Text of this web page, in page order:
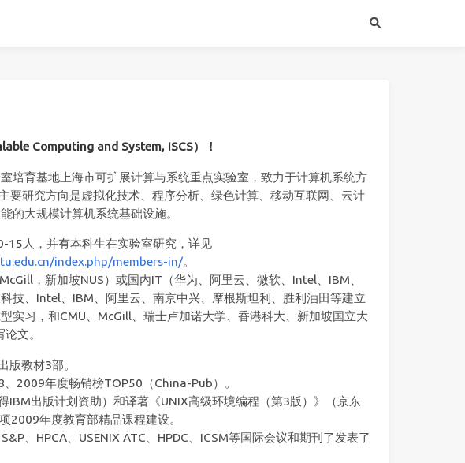
Computing and System, ISCS）！
培育基地上海市可扩展计算与系统重点实验室，致力于计算机系统方
要研究方向是虚拟化技术、程序分析、绿色计算、移动互联网、云计
的大规模计算机系统基础设施。
15人，并有本科生在实验室研究，详见
index.php/members-in/。
，新加坡NUS）或国内IT（华为、阿里云、微软、Intel、IBM、
技、Intel、IBM、阿里云、南京中兴、摩根斯坦利、胜利油田等建立
实习，和CMU、McGill、瑞士卢加诺大学、香港科大、新加坡国立大
文。
版教材3部。
2009年度畅销榜TOP50（China-Pub）。
出版计划资助）和译著《UNIX高级环境编程（第3版）》（京东
2009年度教育部精品课程建设。
、HPCA、USENIX ATC、HPDC、ICSM等国际会议和期刊了发表了